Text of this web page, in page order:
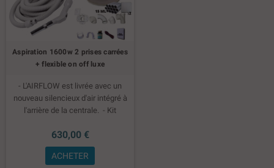
Aspiration 1600w 2 prises carrées
+ flexible on off luxe
- L'AIRFLOW est livrée avec un
nouveau silencieux d'air intégré à
l'arrière de la centrale. - Kit
nettoyage plus flexible on - off luxe
630,00 €
ACHETER